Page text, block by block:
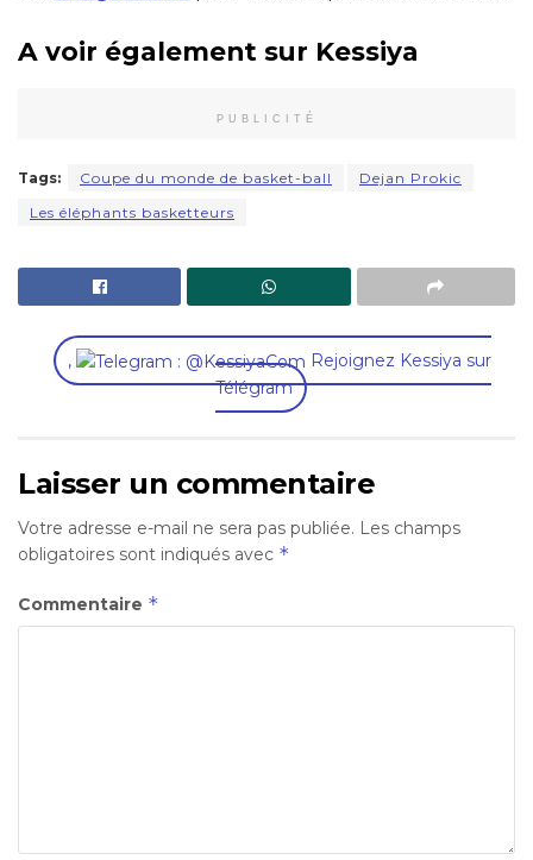
A voir également sur Kessiya
PUBLICITÉ
Tags: Coupe du monde de basket-ball
Dejan Prokic
Les éléphants basketteurs
,
Rejoignez Kessiya sur
Télégram
Laisser un commentaire
Votre adresse e-mail ne sera pas publiée. Les champs
obligatoires sont indiqués avec *
Commentaire *